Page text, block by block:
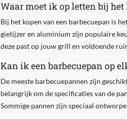
Waar moet ik op letten bij het
Bij het kopen van een barbecuepan is
gietijzer en aluminium zijn populaire
deze past op jouw grill en voldoende
Kan ik een barbecuepan op
De meeste barbecuepannen zijn
belangrijk om de specificaties van de
Sommige pannen zijn speciaal